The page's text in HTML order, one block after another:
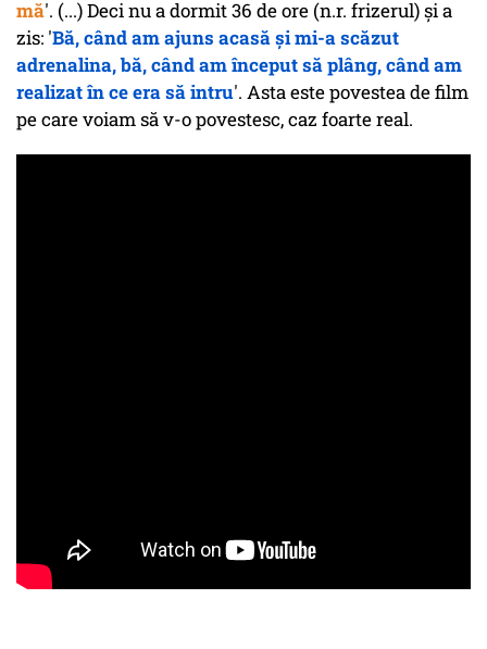
mă'. (...) Deci nu a dormit 36 de ore (n.r. frizerul) și a
zis: 'Bă, când am ajuns acasă și mi-a scăzut
adrenalina, bă, când am început să plâng, când am
realizat în ce era să intru'. Asta este povestea de film
pe care voiam să v-o povestesc, caz foarte real.